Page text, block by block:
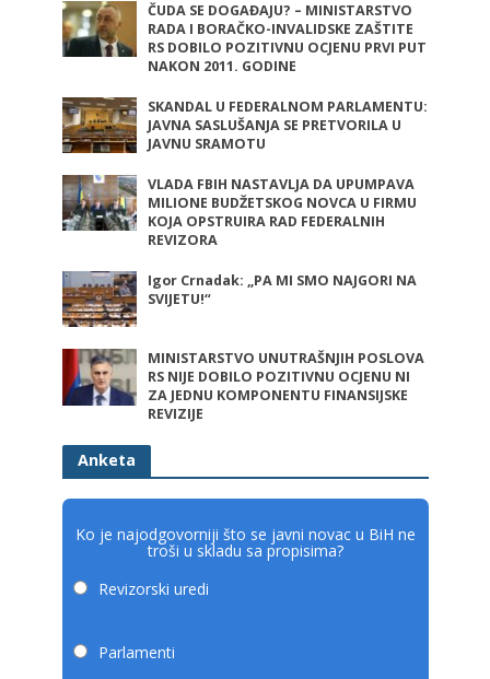
ČUDA SE DOGAĐAJU? – MINISTARSTVO
RADA I BORAČKO-INVALIDSKE ZAŠTITE
RS DOBILO POZITIVNU OCJENU PRVI PUT
NAKON 2011. GODINE
SKANDAL U FEDERALNOM PARLAMENTU:
JAVNA SASLUŠANJA SE PRETVORILA U
JAVNU SRAMOTU
VLADA FBIH NASTAVLJA DA UPUMPAVA
MILIONE BUDŽETSKOG NOVCA U FIRMU
KOJA OPSTRUIRA RAD FEDERALNIH
REVIZORA
Igor Crnadak: „PA MI SMO NAJGORI NA
SVIJETU!“
MINISTARSTVO UNUTRAŠNJIH POSLOVA
RS NIJE DOBILO POZITIVNU OCJENU NI
ZA JEDNU KOMPONENTU FINANSIJSKE
REVIZIJE
Anketa
Ko je najodgovorniji što se javni novac u BiH ne
troši u skladu sa propisima?
Revizorski uredi
Parlamenti